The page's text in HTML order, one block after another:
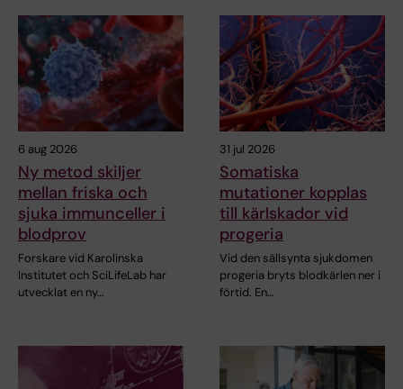
6 aug 2026
Ny metod skiljer
mellan friska och
sjuka immunceller i
blodprov
Forskare vid Karolinska
Institutet och SciLifeLab har
utvecklat en ny…
31 jul 2026
Somatiska
mutationer kopplas
till kärlskador vid
progeria
Vid den sällsynta sjukdomen
progeria bryts blodkärlen ner i
förtid. En…